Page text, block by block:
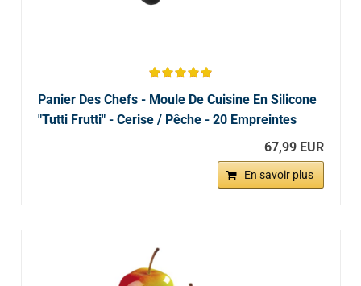
Panier Des Chefs - Moule De Cuisine En Silicone
"Tutti Frutti" - Cerise / Pêche - 20 Empreintes
67,99 EUR
En savoir plus